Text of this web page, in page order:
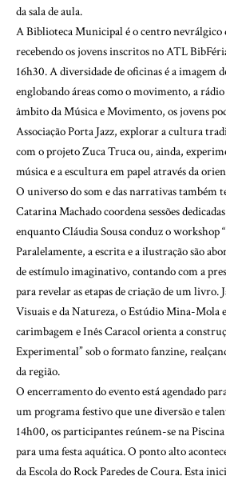
da sala de aula.
A Biblioteca Municipal é o centro nevrálgico
recebendo os jovens inscritos no ATL
16h30. A diversidade de oficinas é a imagem
englobando áreas como o movimento, a rádio
âmbito da Música e Movimento, os jovens
Associação Porta Jazz, explorar a cultura
com o projeto Zuca Truca ou, ainda,
música e a escultura em papel através da
O universo do som e das narrativas também
Catarina Machado coordena sessões
enquanto Cláudia Sousa conduz o workshop
Paralelamente, a escrita e a ilustração são
de estímulo imaginativo, contando com a
para revelar as etapas de criação de um livro.
Visuais e da Natureza, o Estúdio Mina-Mola
carimbagem e Inês Caracol orienta a
Experimental” sob o formato fanzine,
da região.
O encerramento do evento está agendado
um programa festivo que une diversão e
14h00, os participantes reúnem-se na
para uma festa aquática. O ponto alto
da Escola do Rock Paredes de Coura. Esta